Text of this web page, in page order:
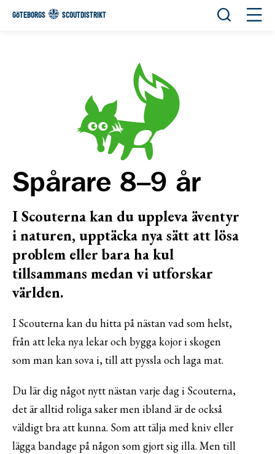
GÖTEBORGS SCOUTDISTRIKT Öppna
Spårare 8–9 år
I Scouterna kan du uppleva äventyr
i naturen, upptäcka nya sätt att lösa
problem eller bara ha kul
tillsammans medan vi utforskar
världen.
I Scouterna kan du hitta på nästan vad som helst,
från att leka nya lekar och bygga kojor i skogen
som man kan sova i, till att pyssla och laga mat.
Du lär dig något nytt nästan varje dag i Scouterna,
det är alltid roliga saker men ibland är de också
väldigt bra att kunna. Som att tälja med kniv eller
lägga bandage på någon som gjort sig illa. Men till